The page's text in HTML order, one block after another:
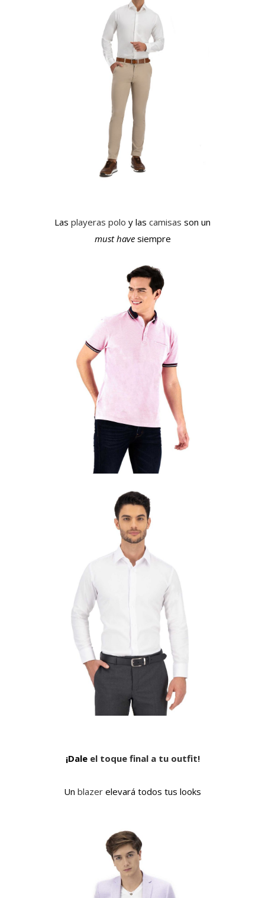
Las playeras polo y las camisas son un
must havesiempre
¡Daleel toque final a tu outfit!
Un blazer elevará todos tus looks